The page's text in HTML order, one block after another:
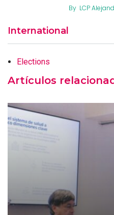
By LCP
International
Elections
Artículos